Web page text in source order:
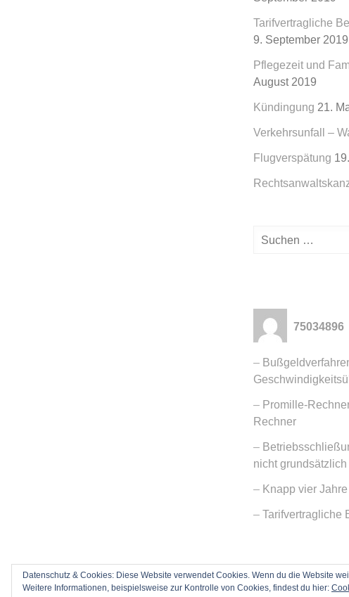
Tarifvertragliche
9. September 2019
Pflegezeit und
August 2019
Kündingung 21.
Verkehrsunfall –
Flugverspätung
Suchen
75034896
Promille-
Rechner
nicht
Knapp vier
Tarifvertragliche
Stolz präsentiert von
Datenschutz & Cookies: Diese Website verwendet Cookies. Wenn du die Website
Weitere Informationen, beispielsweise zur Kontrolle von Cookies, findest du hier: